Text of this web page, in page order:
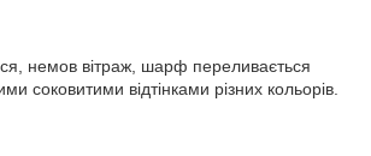
немов вітраж, шарф переливається
соковитими відтінками різних кольорів.